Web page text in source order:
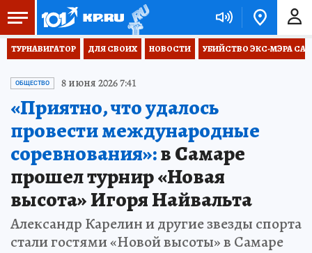
ТУРНАВИГАТОР ДЛЯ СВОИХ НОВОСТИ УБИЙСТВО ЭКС-МЭРА
ОБЩЕСТВО 8 июня 2026 7:41
«Приятно, что удалось
провести международные
соревнования»:в Самаре
прошел турнир «Новая
высота» Игоря Найвальта
Александр Карелин и другие звезды спорта
стали гостями «Новой высоты» в Самаре